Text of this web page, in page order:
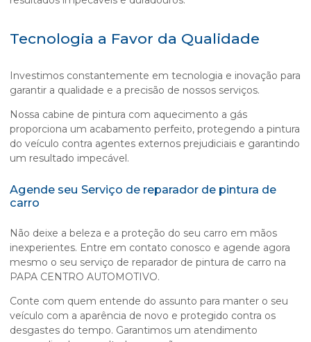
Tecnologia a Favor da Qualidade
Investimos constantemente em tecnologia e inovação para
garantir a qualidade e a precisão de nossos serviços.
Nossa cabine de pintura com aquecimento a gás
proporciona um acabamento perfeito, protegendo a pintura
do veículo contra agentes externos prejudiciais e garantindo
um resultado impecável.
Agende seu Serviço de reparador de pintura de
carro
Não deixe a beleza e a proteção do seu carro em mãos
inexperientes. Entre em contato conosco e agende agora
mesmo o seu serviço de reparador de pintura de carro na
PAPA CENTRO AUTOMOTIVO.
Conte com quem entende do assunto para manter o seu
veículo com a aparência de novo e protegido contra os
desgastes do tempo. Garantimos um atendimento